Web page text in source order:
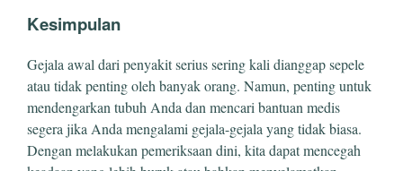
Kesimpulan
Gejala awal dari penyakit serius sering kali dianggap sepele
atau tidak penting oleh banyak orang. Namun, penting untuk
mendengarkan tubuh Anda dan mencari bantuan medis
segera jika Anda mengalami gejala-gejala yang tidak biasa.
Dengan melakukan pemeriksaan dini, kita dapat mencegah